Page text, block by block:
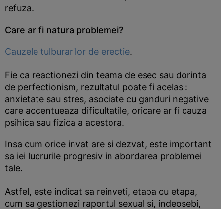
refuza.
Care ar fi natura problemei?
Cauzele tulburarilor de erectie.
Fie ca reactionezi din teama de esec sau dorinta
de perfectionism, rezultatul poate fi acelasi:
anxietate sau stres, asociate cu ganduri negative
care accentueaza dificultatile, oricare ar fi cauza
psihica sau fizica a acestora.
Insa cum orice invat are si dezvat, este important
sa iei lucrurile progresiv in abordarea problemei
tale.
Astfel, este indicat sa reinveti, etapa cu etapa,
cum sa gestionezi raportul sexual si, indeosebi,